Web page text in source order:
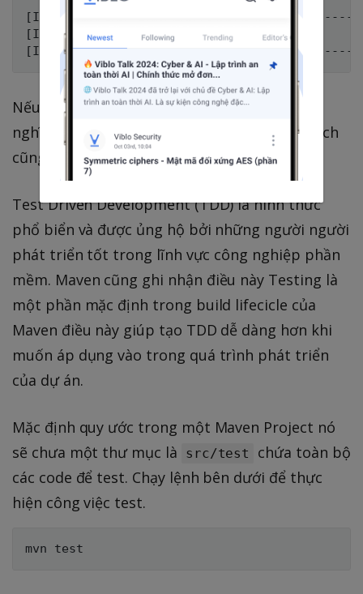
[INFO]
[INFO] BUILD SUCCESS
Nếu terminal hiển thị BUILD SUCCESS nó có
nghĩa rằng Maven đã hoàn thành quá biên dịch
cũng như build của project.
Test Driven Development (TDD) là hình thức
phổ biển và được ủng hộ bởi những người người
phát triển tốt trong lĩnh vực công nghiệp phần
mềm. Maven cũng ghi nhận điều này Testing là
một phần mặc định trong build lifecicle của
Maven điều này giúp tạo TDD dễ dàng hơn khi
muốn áp dụng vào trong quá trình phát triển
của dự án.
Mặc định quy ước trong một Maven Project nó
sẽ chưa một thư mục là
src/test
chứa toàn bộ
các code để test. Chạy lệnh bên dưới để thực
hiện công việc test.